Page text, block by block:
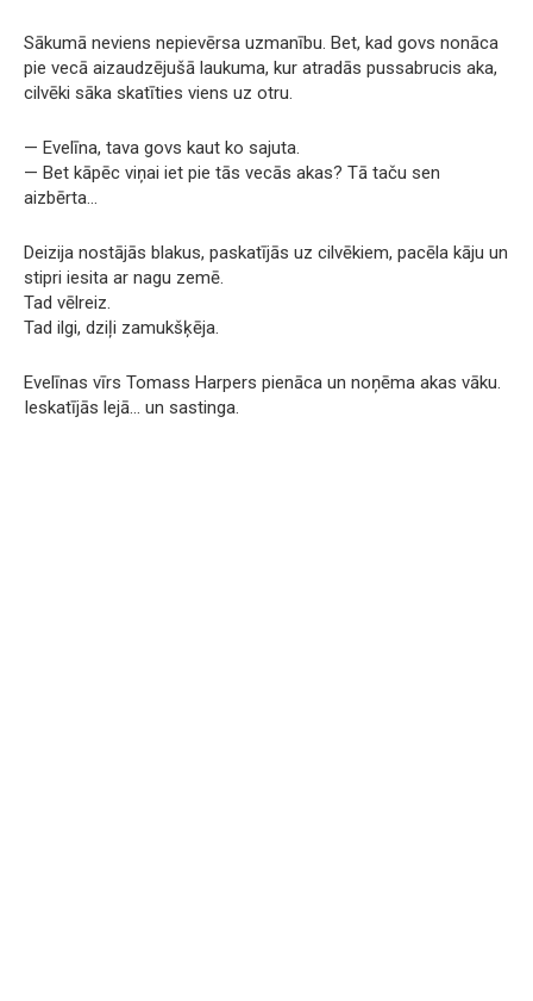
Sākumā neviens nepievērsa uzmanību. Bet, kad govs nonāca
pie vecā aizaudzējušā laukuma, kur atradās pussabrucis aka,
cilvēki sāka skatīties viens uz otru.
— Evelīna, tava govs kaut ko sajuta.
— Bet kāpēc viņai iet pie tās vecās akas? Tā taču sen
aizbērta…
Deizija nostājās blakus, paskatījās uz cilvēkiem, pacēla kāju un
stipri iesita ar nagu zemē.
Tad vēlreiz.
Tad ilgi, dziļi zamukšķēja.
Evelīnas vīrs Tomass Harpers pienāca un noņēma akas vāku.
Ieskatījās lejā… un sastinga.